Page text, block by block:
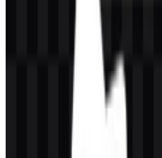
© 2026 ZonaLogo.com - Hosted on
Kontak Privasi